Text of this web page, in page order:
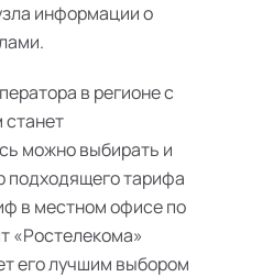
информации о
в регионе с
станет
можно выбирать и
подходящего тарифа
в местном офисе по
«Ростелекома»
его лучшим выбором